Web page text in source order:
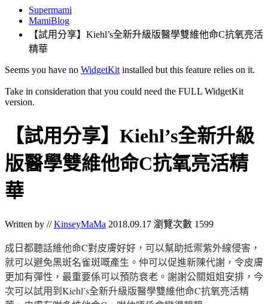
Supermami
MamiBlog
【試用分享】Kiehl’s全新升級版醫學雙維他命C抗氧亮活
精華
Seems you have no WidgetKit installed but this feature relies on it.
Take in consideration that you could need the FULL WidgetKit
version.
【試用分享】Kiehl’s全新升級
版醫學雙維他命C抗氧亮活精
華
Written by //KinseyMaMa 2018.09.17 瀏覽次數 1599
成日都聽話維他命C對皮膚好好，可以幫助抵禦紫外線侵害，
就可以避免黑斑名雀斑嘅產生。仲可以促進新陳代謝，令皮膚
更加有彈性，最重要係可以預防衰老。謝謝公關姐姐安排，今
次可以試用到Kiehl’s全新升級版醫學雙維他命C抗氧亮活精